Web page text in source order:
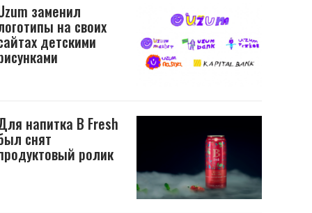
заменил
на своих
детскими
напитка B Fresh
снят
ролик